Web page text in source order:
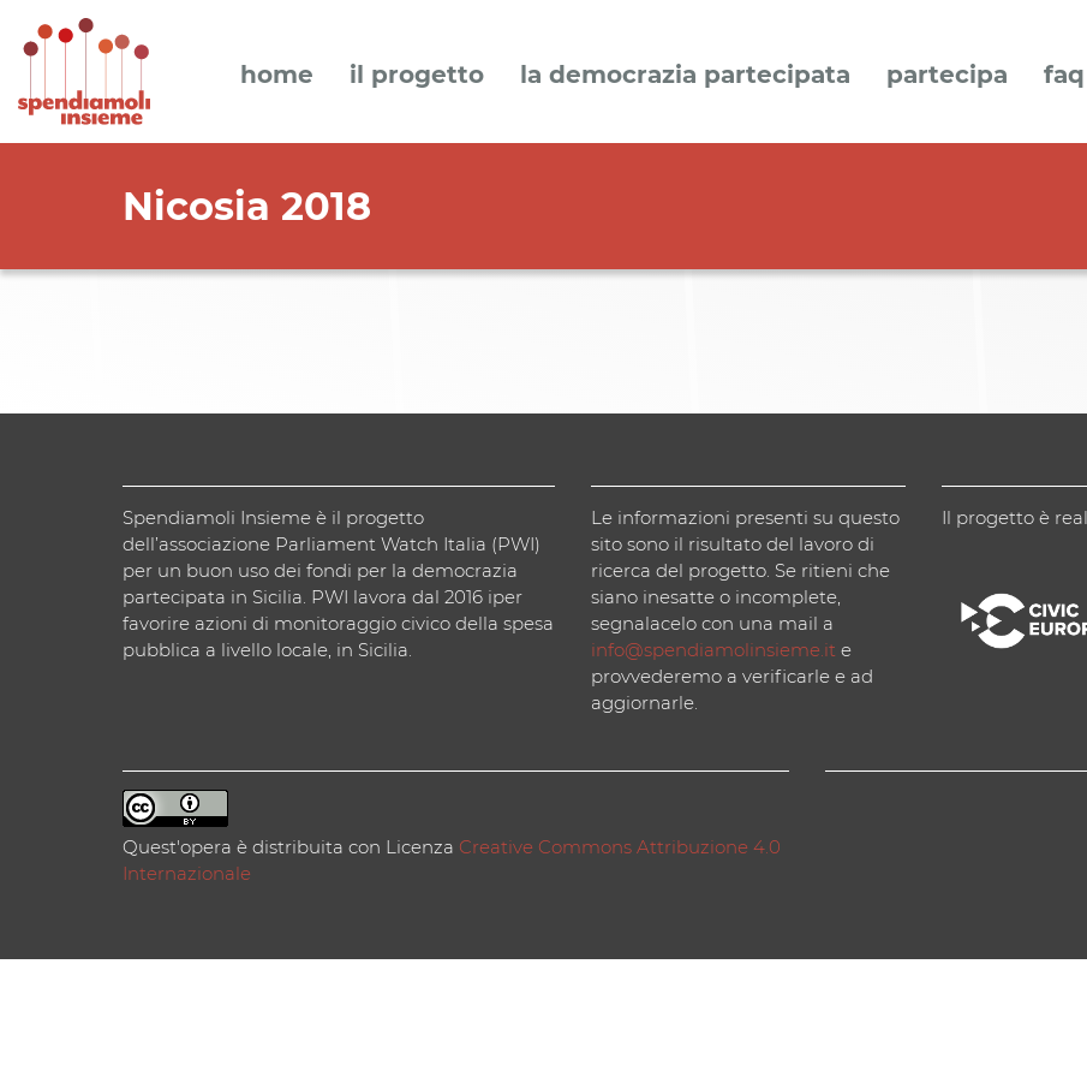
home il progetto la democrazia partecipata partecipa faq
Nicosia 2018
Spendiamoli Insieme è il progetto
dell’associazione Parliament Watch Italia (PWI)
per un buon uso dei fondi per la democrazia
partecipata in Sicilia. PWI lavora dal 2016 iper
favorire azioni di monitoraggio civico della spesa
pubblica a livello locale, in Sicilia.
Le informazioni presenti su questo
sito sono il risultato del lavoro di
ricerca del progetto. Se ritieni che
siano inesatte o incomplete,
segnalacelo con una mail a
info@spendiamolinsieme.ite
provvederemo a verificarle e ad
aggiornarle.
Il progetto è
Quest'opera è distribuita con Licenza Creative Commons Attribuzione 4.0
Internazionale